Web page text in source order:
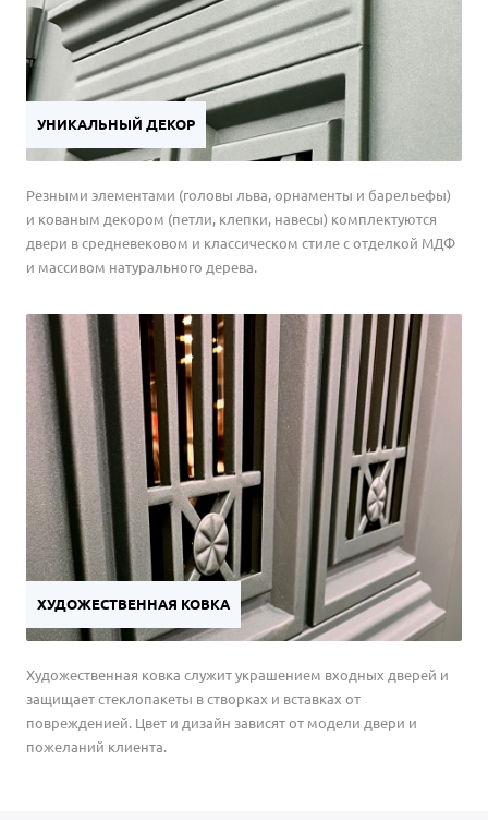
УНИКАЛЬНЫЙ ДЕКОР
Резными элементами (головы льва, орнаменты и барельефы)
и кованым декором (петли, клепки, навесы) комплектуются
двери в средневековом и классическом стиле с отделкой МДФ
и массивом натурального дерева.
ХУДОЖЕСТВЕННАЯ КОВКА
Художественная ковка служит украшением входных дверей и
защищает стеклопакеты в створках и вставках от
поврежденией. Цвет и дизайн зависят от модели двери и
пожеланий клиента.